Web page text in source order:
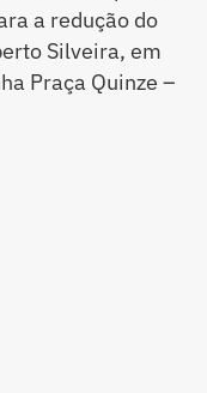
a redução do
Silveira, em
Praça Quinze –